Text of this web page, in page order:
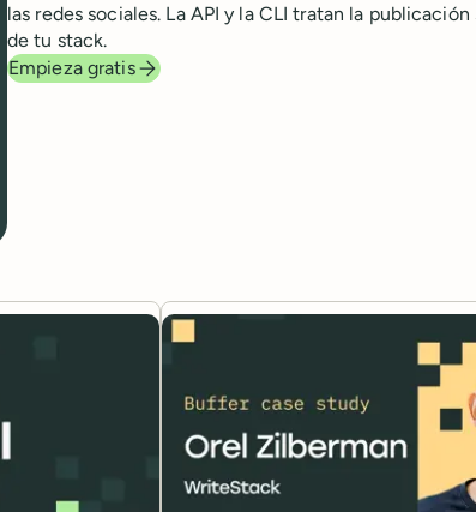
las redes sociales. La API y la CLI tratan la
de tu stack.
Empieza gratis